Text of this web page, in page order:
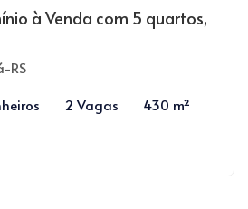
à Venda com 5 quartos,
RS
2 Vagas 430 m²